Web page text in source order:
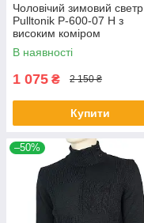
Чоловічий зимовий светр
Pulltonik Р-600-07 Н з
високим коміром
В наявності
1 075 ₴ 2 150 ₴
Купити
–50%